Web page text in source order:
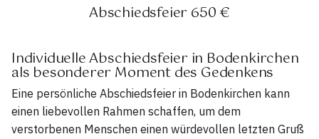
Abschiedsfeier 650 €
Individuelle Abschiedsfeier in Bodenkirchen
als besonderer Moment des Gedenkens
Eine persönliche Abschiedsfeier in Bodenkirchen kann
einen liebevollen Rahmen schaffen, um dem
verstorbenen Menschen einen würdevollen letzten Gruß